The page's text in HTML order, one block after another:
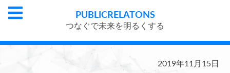
PUBLICRELATONS
つなぐで未来を明るくする
2019年11月15日